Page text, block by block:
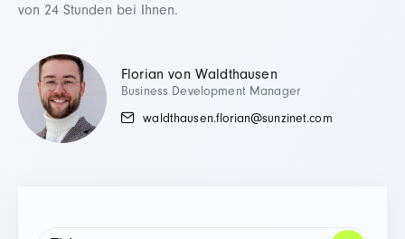
von 24 Stunden bei Ihnen.
Florian von Waldthausen
Business Development Manager
waldthausen.florian@sunzinet.com